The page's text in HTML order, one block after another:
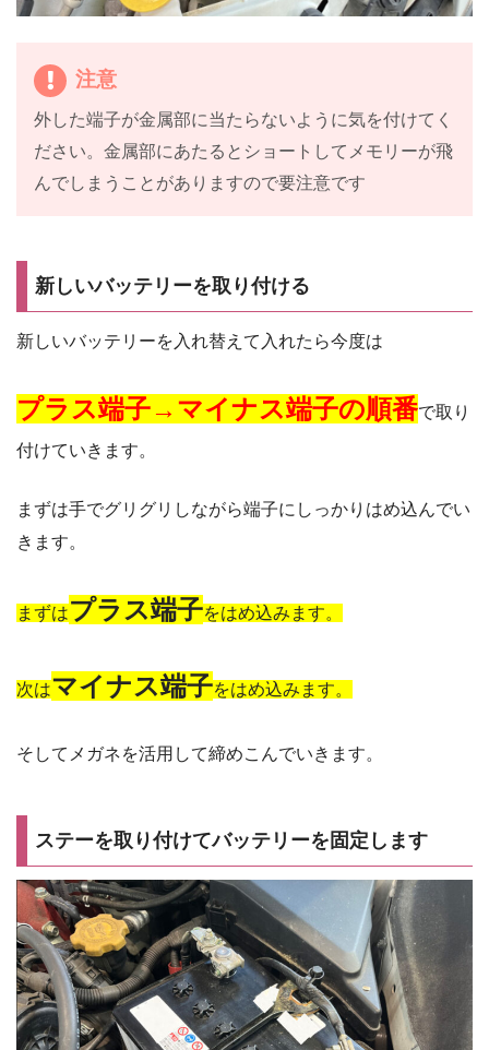
注意
外した端子が金属部に当たらないように気を付けてく
ださい。金属部にあたるとショートしてメモリーが飛
んでしまうことがありますので要注意です
新しいバッテリーを取り付ける
新しいバッテリーを入れ替えて入れたら今度は
プラス端子→マイナス端子の順番で取り
付けていきます。
まずは手でグリグリしながら端子にしっかりはめ込んでい
きます。
まずはプラス端子をはめ込みます。
次はマイナス端子をはめ込みます。
そしてメガネを活用して締めこんでいきます。
ステーを取り付けてバッテリーを固定します